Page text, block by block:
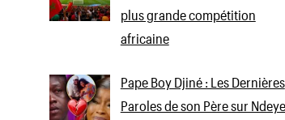
plus grande compétition
africaine
Pape Boy Djiné : Les Dernières
Paroles de son Père sur Ndeye